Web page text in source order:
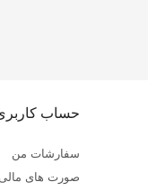
حساب
سفارشات من
صورت های